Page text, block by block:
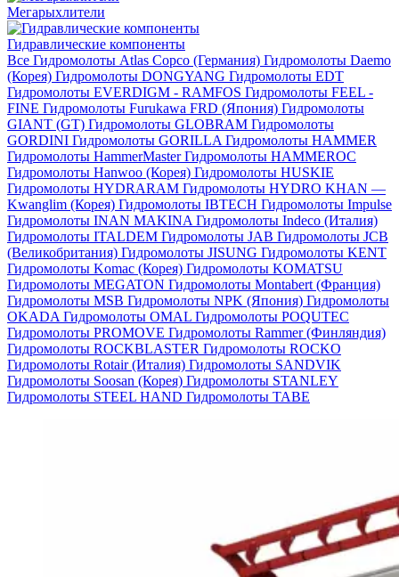
Мегарыхлители
Гидравлические компоненты
Все Гидромолоты Atlas Copco (Германия) Гидромолоты Daemo
(Корея) Гидромолоты DONGYANG Гидромолоты EDT
Гидромолоты EVERDIGM - RAMFOS Гидромолоты FEEL -
FINE Гидромолоты Furukawa FRD (Япония) Гидромолоты
GIANT (GT) Гидромолоты GLOBRAM Гидромолоты
GORDINI Гидромолоты GORILLA Гидромолоты HAMMER
Гидромолоты HammerMasterГидромолоты HAMMEROC
Гидромолоты Hanwoo (Корея) Гидромолоты HUSKIE
Гидромолоты HYDRARAM Гидромолоты HYDRO KHAN —
Kwanglim (Корея) Гидромолоты IBTECH Гидромолоты Impulse
Гидромолоты INAN MAKINA Гидромолоты Indeco (Италия)
Гидромолоты ITALDEM Гидромолоты JAB Гидромолоты JCB
(Великобритания) Гидромолоты JISUNG Гидромолоты KENT
Гидромолоты Komac (Корея) Гидромолоты KOMATSU
Гидромолоты MEGATON Гидромолоты Montabert (Франция)
Гидромолоты MSB Гидромолоты NPK (Япония) Гидромолоты
OKADA Гидромолоты OMAL Гидромолоты POQUTEC
Гидромолоты PROMOVE Гидромолоты Rammer (Финляндия)
Гидромолоты ROCKBLASTER Гидромолоты ROCKO
Гидромолоты Rotair (Италия) Гидромолоты SANDVIK
Гидромолоты Soosan (Корея) Гидромолоты STANLEY
Гидромолоты STEEL HAND Гидромолоты TABE